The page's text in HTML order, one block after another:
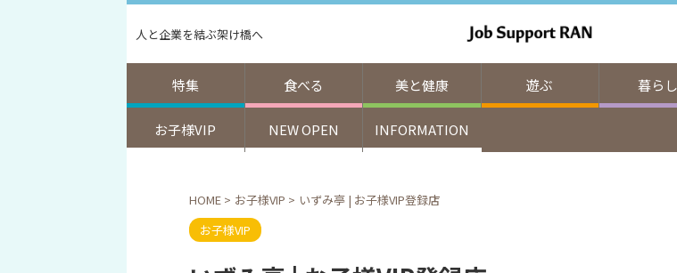
人と企業を結ぶ架け橋へ
特集 食べる 美と健康 遊ぶ 暮らし
お子様VIP NEW OPEN INFORMATION
HOME > お子様VIP > いずみ亭 | お子様VIP登録店
お子様VIP